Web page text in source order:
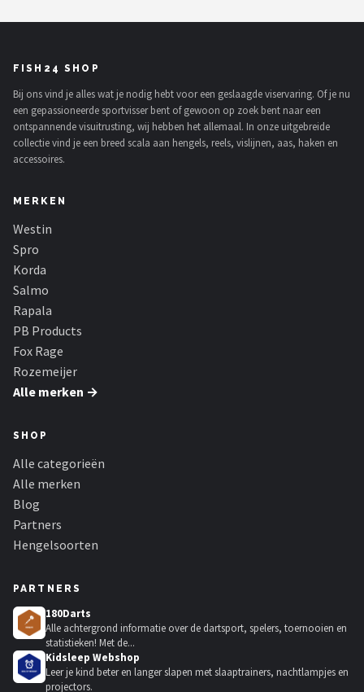
FISH24 SHOP
Bij ons vind je alles wat je nodig hebt voor een geslaagde viservaring. Of je nu
een gepassioneerde sportvisser bent of gewoon op zoek bent naar een
ontspannende visuitrusting, wij hebben het allemaal. In onze uitgebreide
collectie vind je een breed scala aan hengels, reels, vislijnen, aas, haken en
accessoires.
MERKEN
Westin
Spro
Korda
Salmo
Rapala
PB Products
Fox Rage
Rozemeijer
Alle merken →
SHOP
Alle categorieën
Alle merken
Blog
Partners
Hengelsoorten
PARTNERS
180Darts
Alle achtergrond informatie over de dartsport, spelers, toernooien en
statistieken! Met de...
Kidsleep Webshop
Leer je kind beter en langer slapen met slaaptrainers, nachtlampjes en
projectors.